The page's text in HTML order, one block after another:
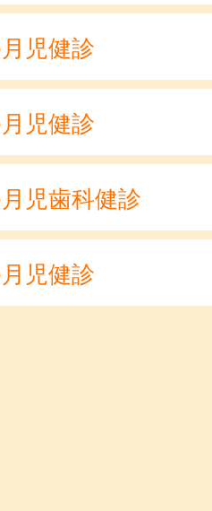
児健診
児健診
児歯科健診
児健診